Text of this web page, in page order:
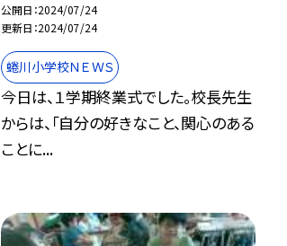
公開日 2024/07/24
更新日 2024/07/24
蜷川小学校ＮＥＷＳ
今日は、１学期終業式でした。校長先生
からは、「自分の好きなこと、関心のある
ことに...